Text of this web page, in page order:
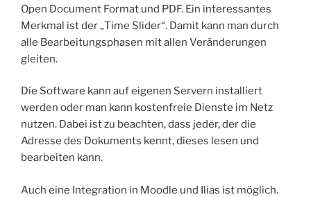
Open Document Format und PDF. Ein interessantes
Merkmal ist der „Time Slider“. Damit kann man durch
alle Bearbeitungsphasen mit allen Veränderungen
gleiten.
Die Software kann auf eigenen Servern installiert
werden oder man kann kostenfreie Dienste im Netz
nutzen. Dabei ist zu beachten, dass jeder, der die
Adresse des Dokuments kennt, dieses lesen und
bearbeiten kann.
Auch eine Integration in Moodle und Ilias ist möglich.